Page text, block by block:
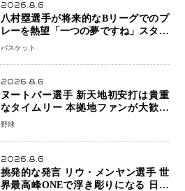
2026.8.6
八村塁選手が将来的なBリーグでのプ
レーを熱望「一つの夢ですね」スター
帰還がリーグ価値を押し上げる可能性
バスケット
2026.8.6
ヌートバー選手 新天地初安打は貴重
なタイムリー 本拠地ファンが大歓声
笑顔で歓喜
野球
2026.8.6
挑発的な発言 リウ・メンヤン選手 世
界最高峰ONEで浮き彫りになる 日本